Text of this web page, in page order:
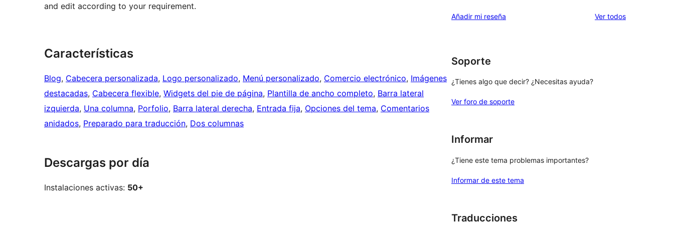
and edit according to your requirement.
Características
Blog, Cabecera personalizada, Logo personalizado, Menú personalizado, Comercio electrónico, Imágenes
destacadas, Cabecera flexible, Widgets del pie de página, Plantilla de ancho completo, Barra lateral
izquierda, Una columna, Porfolio, Barra lateral derecha, Entrada fija, Opciones del tema, Comentarios
anidados, Preparado para traducción, Dos columnas
Descargas por día
Instalaciones activas: 50+
Añadir mi reseña Ver todoslos
Soporte
¿Tienes algo que decir? ¿Necesitas ayuda?
Ver foro de soporte
Informar
¿Tiene este tema problemas importantes?
Informar de este tema
Traducciones